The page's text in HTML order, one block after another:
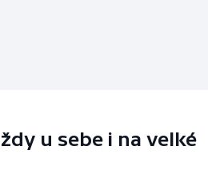
u sebe i na velké